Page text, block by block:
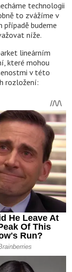
technologii
to zvážíme v
případě budeme
níže.
lineárním
které mohou
v této
rozložení: